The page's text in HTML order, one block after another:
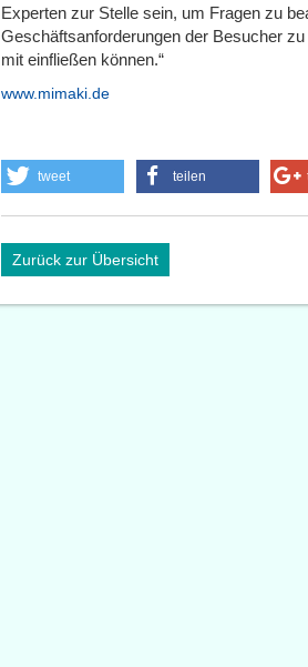
Experten zur Stelle sein, um Fragen zu
Geschäftsanforderungen der Besucher
mit einfließen können.“
www.mimaki.de
tweet teilen
Zurück zur Übersicht